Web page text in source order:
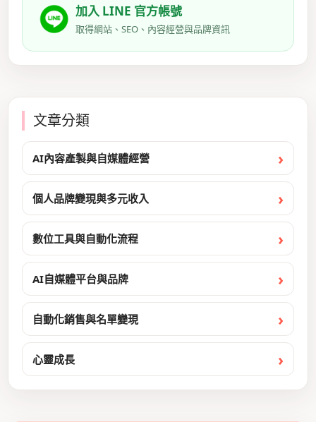
加入 LINE 官方帳號
取得網站、SEO、內容經營與品牌資訊
文章分類
AI內容產製與自媒體經營
個人品牌變現與多元收入
數位工具與自動化流程
AI自媒體平台與品牌
自動化銷售與名單變現
心靈成長